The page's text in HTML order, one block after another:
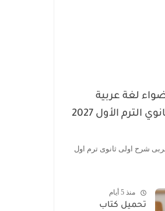
لغة عربية
للصف الأول الثانوي الترم الأول 2027
شرح اولى ثانوى ترم اول
منذ 5 أيام
تحميل كتاب